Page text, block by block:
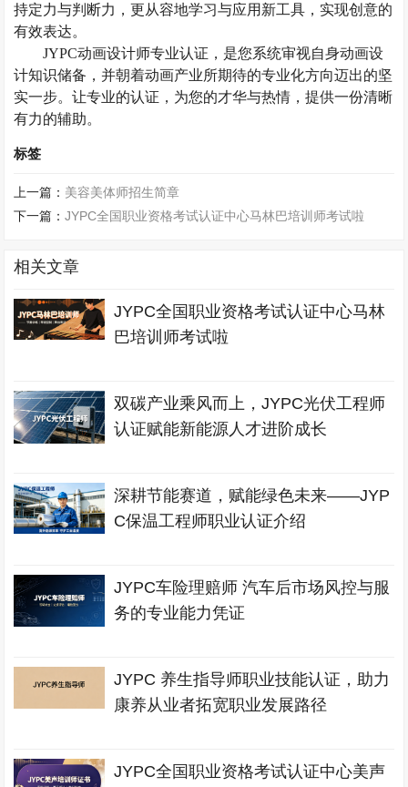
持定力与判断力，更从容地学习与应用新工具，实现创意的
有效表达。
JYPC动画设计师专业认证 ，是您系统审视自身动画设
计知识储备，并朝着动画产业所期待的专业化方向迈出的坚
实一步。让专业的认证，为您的才华与热情，提供一份清晰
有力的辅助。
标签
上一篇： 美容美体师招生简章
下一篇：JYPC全国职业资格考试认证中心马林巴培训师考试啦
相关文章
JYPC全国职业资格考试认证中心马林
巴培训师考试啦
双碳产业乘风而上，JYPC光伏工程师
认证赋能新能源人才进阶成长
深耕节能赛道，赋能绿色未来——JYP
C保温工程师职业认证介绍
JYPC车险理赔师 汽车后市场风控与服
务的专业能力凭证
JYPC 养生指导师职业技能认证，助力
康养从业者拓宽职业发展路径
JYPC全国职业资格考试认证中心美声